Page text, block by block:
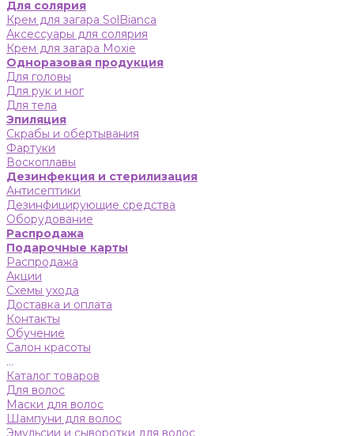
Для солярия
Крем для загара SolBianca
Аксессуары для солярия
Крем для загара Moxie
Одноразовая продукция
Для головы
Для рук и ног
Для тела
Эпиляция
Скрабы и обертывания
Фартуки
Воскоплавы
Дезинфекция и стерилизация
Антисептики
Дезинфицирующие средства
Оборудование
Распродажа
Подарочные карты
Распродажа
Акции
Схемы ухода
Доставка и оплата
Контакты
Обучение
Салон красоты
...
Каталог товаров
Для волос
Маски для волос
Шампуни для волос
Эмульсии и сыворотки для волос